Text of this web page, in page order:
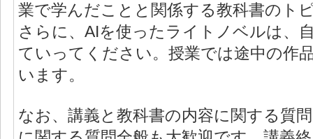
業で学んだことと関係する教科書のト
さらに、AIを使ったライトノベルは、
ていってください。授業では途中の作
います。
なお、講義と教科書の内容に関する質